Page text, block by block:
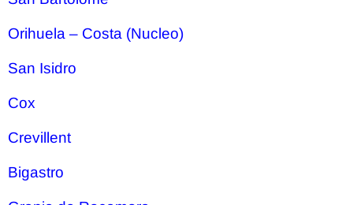
Orihuela – Costa (Nucleo)
San Isidro
Cox
Crevillent
Bigastro